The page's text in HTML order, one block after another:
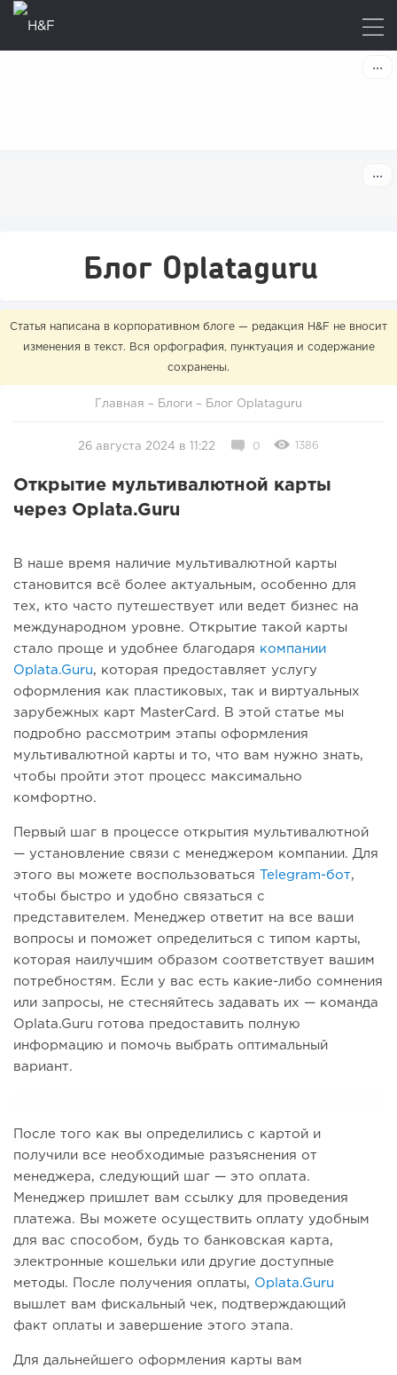
Блог Oplataguru
Статья написана в корпоративном блоге — редакция H&F не вносит
изменения в текст. Вся орфография, пунктуация и содержание
сохранены.
Главная – Блоги – Блог Oplataguru
26 августа 2024 в 11:22 0 1386
Открытие мультивалютной карты
через Oplata.Guru
В наше время наличие мультивалютной карты
становится всё более актуальным, особенно для
тех, кто часто путешествует или ведет бизнес на
международном уровне. Открытие такой карты
стало проще и удобнее благодаря компании
Oplata.Guru, которая предоставляет услугу
оформления как пластиковых, так и виртуальных
зарубежных карт MasterCard. В этой статье мы
подробно рассмотрим этапы оформления
мультивалютной карты и то, что вам нужно знать,
чтобы пройти этот процесс максимально
комфортно.
Первый шаг в процессе открытия мультивалютной
— установление связи с менеджером компании. Для
этого вы можете воспользоваться
Telegram-бот,
чтобы быстро и удобно связаться с
представителем. Менеджер ответит на все ваши
вопросы и поможет определиться с типом карты,
которая наилучшим образом соответствует вашим
потребностям. Если у вас есть какие-либо сомнения
или запросы, не стесняйтесь задавать их — команда
Oplata.Guru готова предоставить полную
информацию и помочь выбрать оптимальный
вариант.
После того как вы определились с картой и
получили все необходимые разъяснения от
менеджера, следующий шаг — это оплата.
Менеджер пришлет вам ссылку для проведения
платежа. Вы можете осуществить оплату удобным
для вас способом, будь то банковская карта,
электронные кошельки или другие доступные
методы. После получения оплаты, Oplata.Guru
вышлет вам фискальный чек, подтверждающий
факт оплаты и завершение этого этапа.
Для дальнейшего оформления карты вам